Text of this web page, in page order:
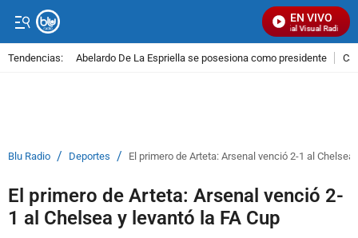
EN VIVO
Señal Visual Radio
Tendencias: Abelardo De La Espriella se posesiona como presidente
Blu Radio / Deportes / El primero de Arteta: Arsenal venció 2-1 al Chelsea
El primero de Arteta: Arsenal venció 2-
1 al Chelsea y levantó la FA Cup